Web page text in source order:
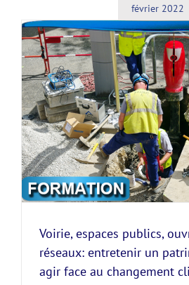
février 2022
Voirie, espaces publics,
réseaux: entretenir un
agir face au changement